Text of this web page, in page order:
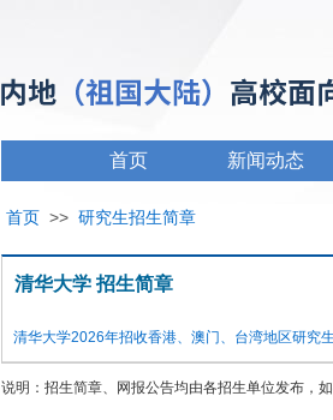
首页 新闻动态
首页 >> 研究生招生简章
清华大学 招生简章
清华大学2026年招收香港、澳门、台湾地区研究
说明：招生简章、网报公告均由各招生单位发布，